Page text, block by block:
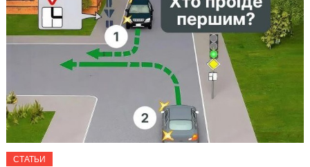
СТАТЬИ